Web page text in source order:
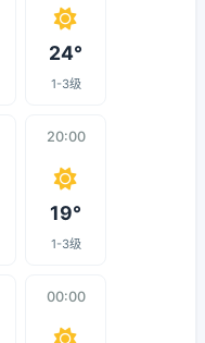
24°
1-3级
20:00
19°
1-3级
00:00